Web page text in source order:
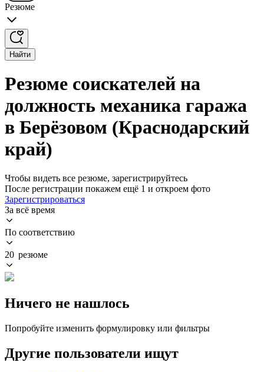
Резюме
Найти
Резюме соискателей на
должность механика гаража
в Берёзовом (Краснодарский
край)
Чтобы видеть все резюме, зарегистрируйтесь
После регистрации покажем ещё 1 и откроем фото
Зарегистрироваться
За всё время
По соответствию
20 резюме
Ничего не нашлось
Попробуйте изменить формулировку или фильтры
Другие пользователи ищут